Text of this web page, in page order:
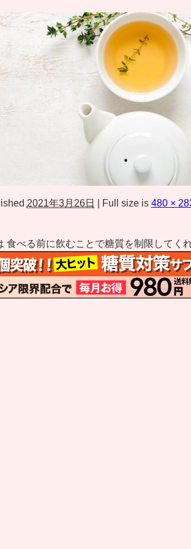
2021年3月26日 Full size is 480 ×
食べる前に飲むことで糖質を制限してく